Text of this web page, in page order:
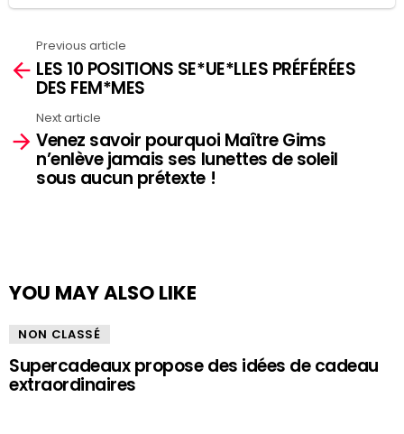
See
more
Previous article
LES 10 POSITIONS SE*UE*LLES PRÉFÉRÉES
DES FEM*MES
Next article
Venez savoir pourquoi Maître Gims
n’enlève jamais ses lunettes de soleil
sous aucun prétexte !
YOU MAY ALSO LIKE
NON CLASSÉ
Supercadeaux propose des idées de cadeau
extraordinaires